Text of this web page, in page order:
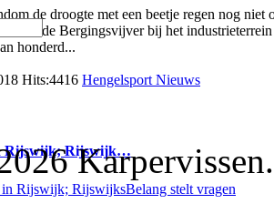
de droogte met een beetje regen nog niet
in de Bergingsvijver bij het
honderd...
Hits:4416 Hengelsport Nieuws
Rijswijk; Rijswijk…